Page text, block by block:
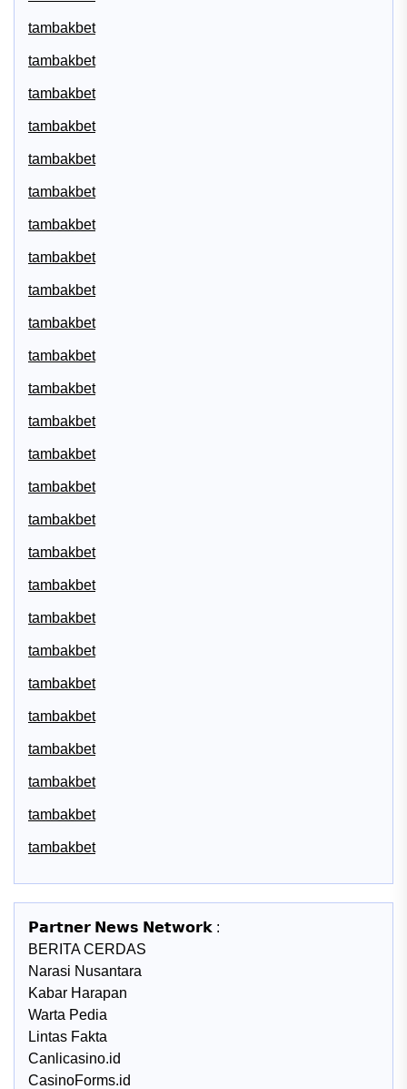
tambakbet
tambakbet
tambakbet
tambakbet
tambakbet
tambakbet
tambakbet
tambakbet
tambakbet
tambakbet
tambakbet
tambakbet
tambakbet
tambakbet
tambakbet
tambakbet
tambakbet
tambakbet
tambakbet
tambakbet
tambakbet
tambakbet
tambakbet
tambakbet
tambakbet
tambakbet
𝗣𝗮𝗿𝘁𝗻𝗲𝗿 𝗡𝗲𝘄𝘀 𝗡𝗲𝘁𝘄𝗼𝗿𝗸 :
BERITA CERDAS
Narasi Nusantara
Kabar Harapan
Warta Pedia
Lintas Fakta
Canlicasino.id
CasinoForms.id